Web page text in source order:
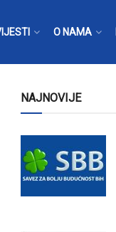
O NAMA
NAJNOVIJE